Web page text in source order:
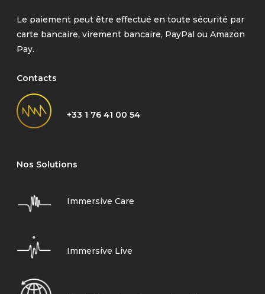
Le paiement peut être effectué en toute sécurité par
carte bancaire, virement bancaire, PayPal ou Amazon
Pay.
Contacts
+33 1 76 41 00 54
Nos Solutions
Immersive Care
Immersive Live